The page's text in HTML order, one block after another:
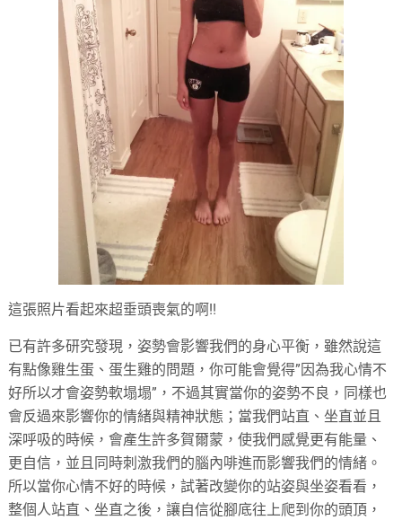
這張照片看起來超垂頭喪氣的啊!!
已有許多研究發現，姿勢會影響我們的身心平衡，雖然說這
有點像雞生蛋、蛋生雞的問題，你可能會覺得”因為我心情不
好所以才會姿勢軟塌塌”，不過其實當你的姿勢不良，同樣也
會反過來影響你的情緒與精神狀態；當我們站直、坐直並且
深呼吸的時候，會產生許多賀爾蒙，使我們感覺更有能量、
更自信，並且同時刺激我們的腦內啡進而影響我們的情緒。
所以當你心情不好的時候，試著改變你的站姿與坐姿看看，
整個人站直、坐直之後，讓自信從腳底往上爬到你的頭頂，